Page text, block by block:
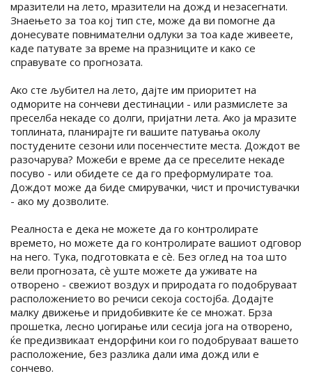
мразители на лето, мразители на дожд и незасегнати.
Знаењето за тоа кој тип сте, може да ви помогне да
донесувате повнимателни одлуки за тоа каде живеете,
каде патувате за време на празниците и како се
справувате со прогнозата.
Ако сте љубител на лето, дајте им приоритет на
одморите на сончеви дестинации - или размислете за
преселба некаде со долги, пријатни лета. Ако ја мразите
топлината, планирајте ги вашите патувања околу
постудените сезони или посенчестите места. Дождот ве
разочарува? Можеби е време да се преселите некаде
посуво - или обидете се да го преформулирате тоа.
Дождот може да биде смирувачки, чист и прочистувачки
- ако му дозволите.
Реалноста е дека не можете да го контролирате
времето, но можете да го контролирате вашиот одговор
на него. Тука, подготовката е сè. Без оглед на тоа што
вели прогнозата, сè уште можете да уживате на
отворено - свежиот воздух и природата го подобруваат
расположението во речиси секоја состојба. Додајте
малку движење и придобивките ќе се множат. Брза
прошетка, лесно џогирање или сесија јога на отворено,
ќе предизвикаат ендорфини кои го подобруваат вашето
расположение, без разлика дали има дожд или е
сончево.